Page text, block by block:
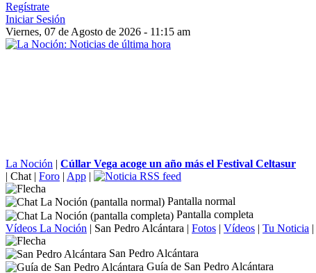
Regístrate
Iniciar Sesión
Viernes, 07 de Agosto de 2026 - 11:15 am
La Noción | Cúllar Vega acoge un año más el Festival Celtasur
| Chat | Foro | App |
Pantalla normal
Pantalla completa
Vídeos La Noción | San Pedro Alcántara | Fotos | Vídeos | Tu Noticia |
San Pedro Alcántara
Guía de San Pedro Alcántara